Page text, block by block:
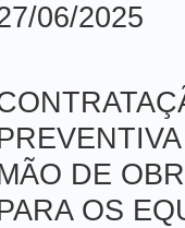
06/2025
DE
OS